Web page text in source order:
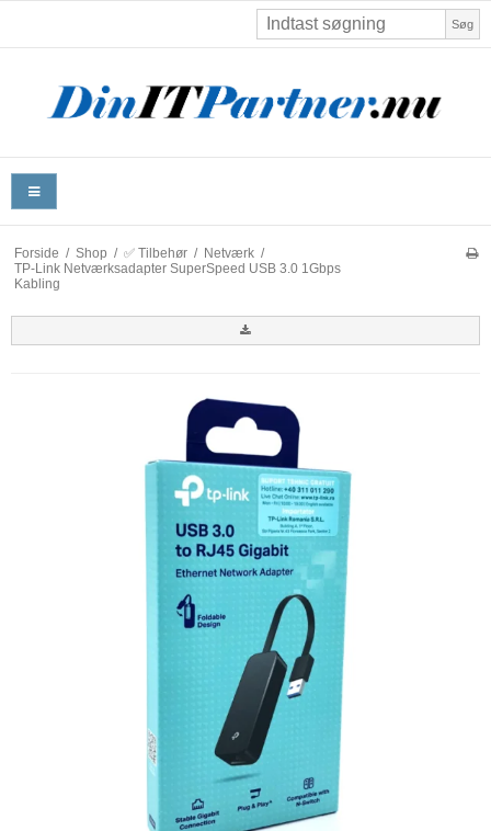
Søg
Forside / Shop / ✅ Tilbehør / Netværk /
TP-Link Netværksadapter SuperSpeed USB 3.0 1Gbps
Kabling